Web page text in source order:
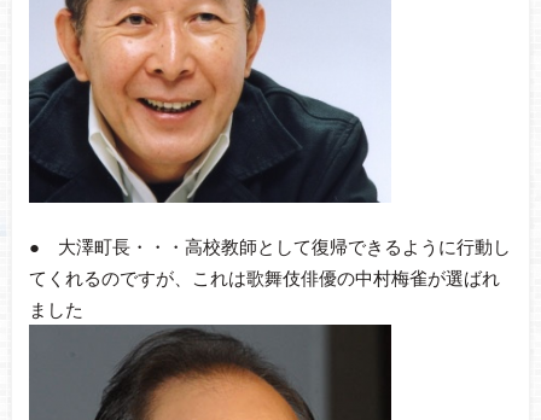
● 大澤町長・・・高校教師として復帰できるように行動し
てくれるのですが、これは歌舞伎俳優の中村梅雀が選ばれ
ました